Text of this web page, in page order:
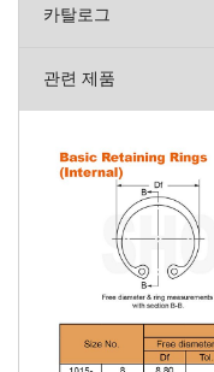
카탈로그
관련 제품